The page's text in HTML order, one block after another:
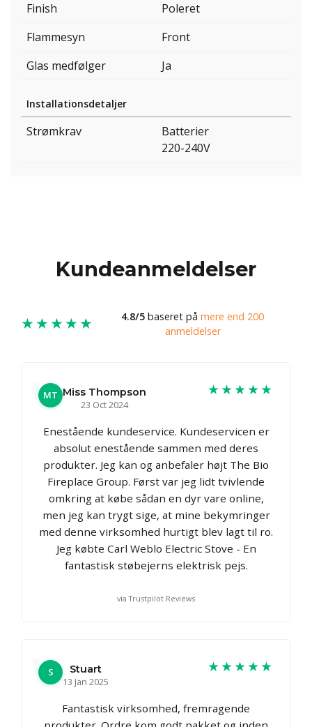
Finish
Poleret
Flammesyn
Front
Glas medfølger
Ja
Installationsdetaljer
Strømkrav
Batterier
220-240V
Kundeanmeldelser
★★★★★ 4.8/5 baseret på mere end 200
anmeldelser
MT Miss Thompson
23 Oct 2024
★★★★★
Enestående kundeservice. Kundeservicen er
absolut enestående sammen med deres
produkter. Jeg kan og anbefaler højt The Bio
Fireplace Group. Først var jeg lidt tvivlende
omkring at købe sådan en dyr vare online,
men jeg kan trygt sige, at mine bekymringer
med denne virksomhed hurtigt blev lagt til ro.
Jeg købte Carl Weblo Electric Stove - En
fantastisk støbejerns elektrisk pejs.
via Trustpilot Reviews
S
Stuart
13 Jan 2025
★★★★★
Fantastisk virksomhed, fremragende